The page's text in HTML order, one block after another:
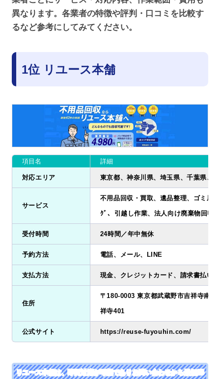
異なります。各業者の特徴や評判・口コミを比較す
るなど参考にしてみてください。
1位 リユース本舗
項目名 詳細
対応エリア 東京都、神奈川県、埼玉県、千葉県、
サービス
不用品回収・買取、遺品整理、ゴミ屋
ｸﾞ、引越し作業、法人向け廃棄物回収
受付時間 24時間／年中無休
予約方法 電話、メール、LINE
支払方法 現金、クレジットカード、請求書払い
住所
〒180-0003 東京都武蔵野市吉祥寺南町
祥寺401
公式サイト https://reuse-fuyouhin.com/
リユース本舗は、即日対応が可能でありお問い合わせから最短25